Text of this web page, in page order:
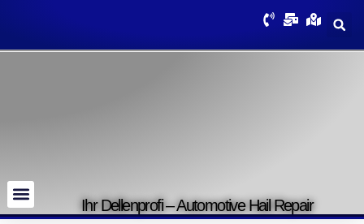
Ihr Dellenprofi – Automotive Hail Repair